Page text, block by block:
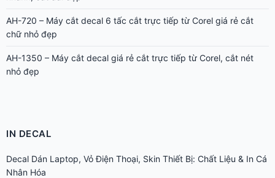
AH-720 – Máy cắt decal 6 tấc cắt trực tiếp từ Corel giá rẻ cắt
chữ nhỏ đẹp
AH-1350 – Máy cắt decal giá rẻ cắt trực tiếp từ Corel, cắt nét
nhỏ đẹp
IN DECAL
Decal Dán Laptop, Vỏ Điện Thoại, Skin Thiết Bị: Chất Liệu & In Cá
Nhân Hóa